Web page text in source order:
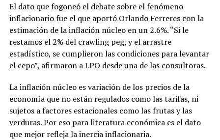
El dato que fogoneó el debate sobre el fenómeno
inflacionario fue el que aportó Orlando Ferreres con la
estimación de la inflación núcleo en un 2.6%. “Si le
restamos el 2% del crawling peg, y el arrastre
estadístico, se cumplieron las condiciones para levantar
el cepo”, afirmaron a LPO desde una de las consultoras.
La inflación núcleo es variación de los precios de la
economía que no están regulados como las tarifas, ni
sujetos a factores estacionales como las frutas y las
verduras. Por eso para literatura económica es el dato
que mejor refleja la inercia inflacionaria.